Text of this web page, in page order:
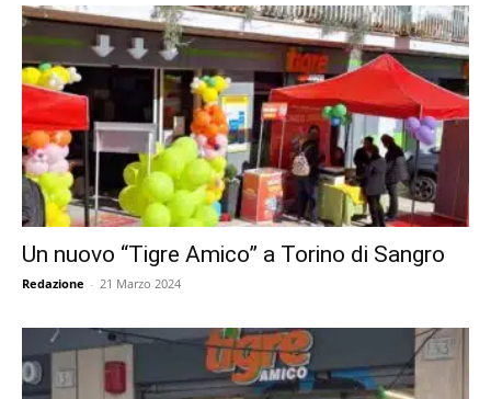
Un nuovo “Tigre Amico” a Torino di Sangro
Redazione - 21 Marzo 2024